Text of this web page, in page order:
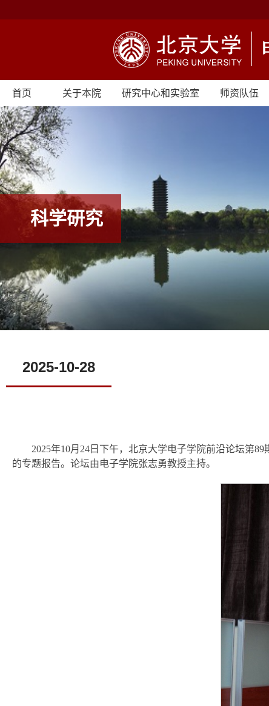
首页 关于本院 研究中心和实验室 师资队伍
科学研究
2025-10-28
2025年10月24日下午，北京大学电子学院前沿论坛第
的专题报告。论坛由电子学院张志勇教授主持。